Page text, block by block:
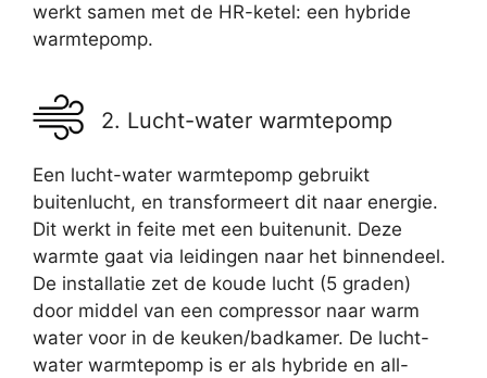
werkt samen met de HR-ketel: een hybride
warmtepomp.
2. Lucht-water warmtepomp
Een lucht-water warmtepomp gebruikt
buitenlucht, en transformeert dit naar energie.
Dit werkt in feite met een buitenunit. Deze
warmte gaat via leidingen naar het binnendeel.
De installatie zet de koude lucht (5 graden)
door middel van een compressor naar warm
water voor in de keuken/badkamer. De lucht-
water warmtepomp is er als hybride en all-